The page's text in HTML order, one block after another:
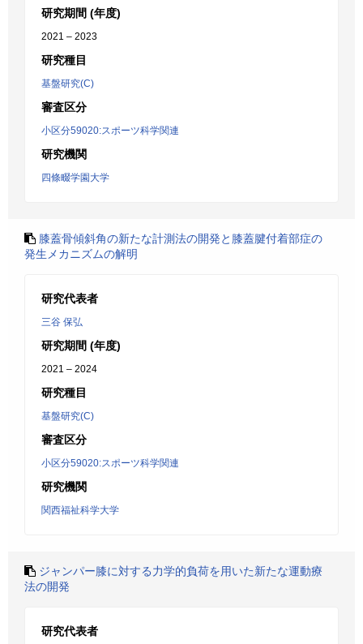
研究期間 (年度)
2021 – 2023
研究種目
基盤研究(C)
審査区分
小区分59020:スポーツ科学関連
研究機関
四條畷学園大学
膝蓋骨傾斜角の新たな計測法の開発と膝蓋腱付着部症の
発生メカニズムの解明
研究代表者
三谷 保弘
研究期間 (年度)
2021 – 2024
研究種目
基盤研究(C)
審査区分
小区分59020:スポーツ科学関連
研究機関
関西福祉科学大学
ジャンパー膝に対する力学的負荷を用いた新たな運動療
法の開発
研究代表者